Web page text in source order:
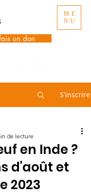
ME
NU
un don
S'inscrire
en Inde ?
d'août et
2023
de lecture